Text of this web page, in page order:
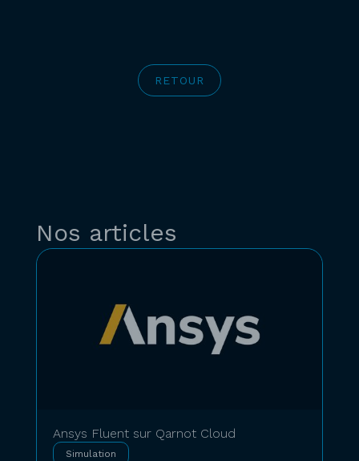
RETOUR
Nos articles
Ansys Fluent sur Qarnot Cloud
Simulation